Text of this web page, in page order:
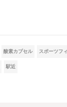
酸素カプセル スポーツフ
駅近